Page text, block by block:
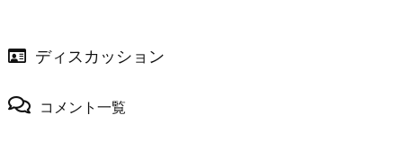
ディスカッション
コメント一覧